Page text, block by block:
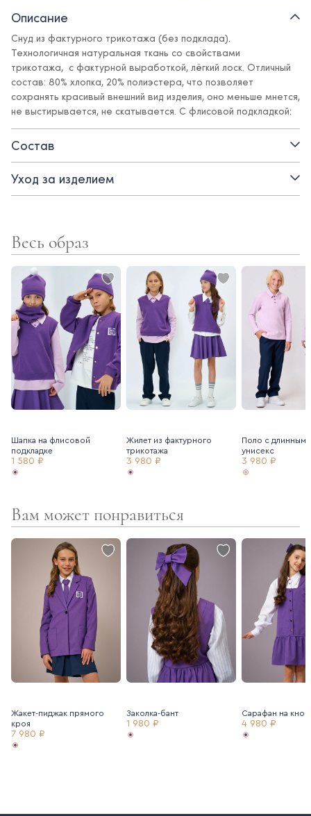
Описание
Снуд из фактурного трикотажа (без подклада).
Технологичная натуральная ткань со свойствами
трикотажа, с фактурной выработкой, лёгкий лоск. Отличный
состав: 80% хлопка, 20% полиэстера, что позволяет
сохранять красивый внешний вид изделия, оно меньше мнется,
не выстирывается, не скатывается. С флисовой подкладкой:
тёплый алгоритм комфорта для прогулок в прохладную
погоду
Состав
Уход за изделием
Весь образ
Шапка на флисовой
подкладке
1 580 ₽
Жилет из фактурного
трикотажа
3 980 ₽
Поло с длинным
унисекс
3 980 ₽
Вам может понравиться
Жакет-пиджак прямого
кроя
7 980 ₽
Заколка-бант
1 980 ₽
Сарафан на
4 980 ₽